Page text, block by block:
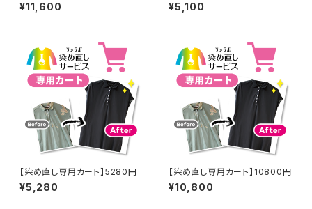
¥11,600 ¥5,100
【染め直し専用カート】5280円
¥5,280
【染め直し専用カート】10800円
¥10,800